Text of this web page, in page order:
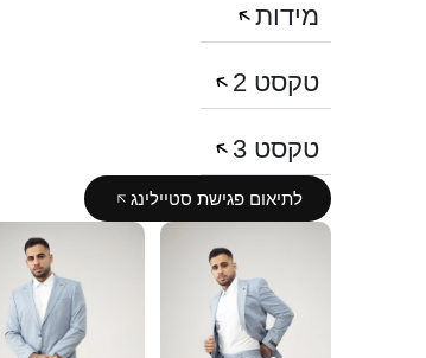
מידות
טקסט 2
טקסט 3
לתיאום פגישת סטיילינג